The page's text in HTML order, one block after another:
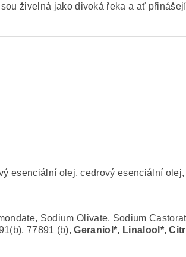
živelná jako divoká řeka a ať
esenciální olej, cedrový esenciální olej,
Sodium Olivate, Sodium
77891 (b),Geraniol*, Linalool*,